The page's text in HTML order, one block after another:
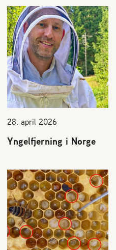
28. april 2026
Yngelfjerning i Norge